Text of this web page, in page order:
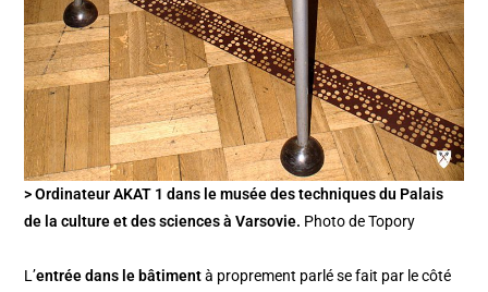
> Ordinateur AKAT 1 dans le musée des techniques du Palais
de la culture et des sciences à Varsovie. Photo de Topory
L’entrée dans le bâtimentà proprement parlé se fait par le côté